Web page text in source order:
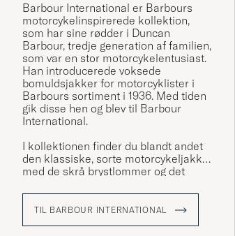
Barbour International er Barbours
motorcykelinspirerede kollektion,
som har sine rødder i Duncan
Barbour, tredje generation af familien,
som var en stor motorcykelentusiast.
Han introducerede voksede
bomuldsjakker for motorcyklister i
Barbours sortiment i 1936. Med tiden
gik disse hen og blev til Barbour
International.
I kollektionen finder du blandt andet
den klassiske, sorte motorcykeljakke
med de skrå brystlommer og det
her Steve McQueen-kollektionen, en
hyldest til skuespilleren, modeikonet
TIL BARBOUR INTERNATIONAL